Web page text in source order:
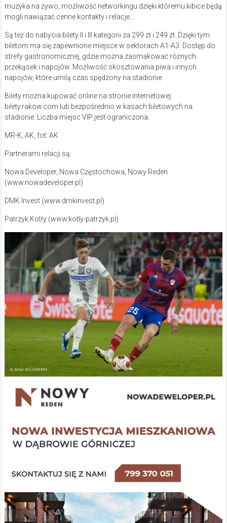
muzyka na żywo, możliwość networkingu dzięki któremu kibice będą
mogli nawiązać cenne kontakty i relacje…
Są też do nabycia bilety II i III kategorii za 299 zł i 249 zł. Dzięki tym
biletom ma się zapewnione miejsce w sektorach A1-A3. Dostęp do
strefy gastronomicznej, gdzie można zasmakować różnych
przekąsek i napojów. Możliwość skosztowania piwa i innych
napojów, które umilą czas spędzony na stadionie.
Bilety można kupować online na stronie internetowej:
bilety.rakow.com lub bezpośrednio w kasach biletowych na
stadionie. Liczba miejsc VIP jest ograniczona.
MR-K, AK, fot: AK
Partnerami relacji są:
Nowa Developer, Nowa Częstochowa, Nowy Reden
(www.nowadeveloper.pl)
DMK Invest (www.dmkinvest.pl)
Patrzyk Kotły (www.kotly-patrzyk.pl)